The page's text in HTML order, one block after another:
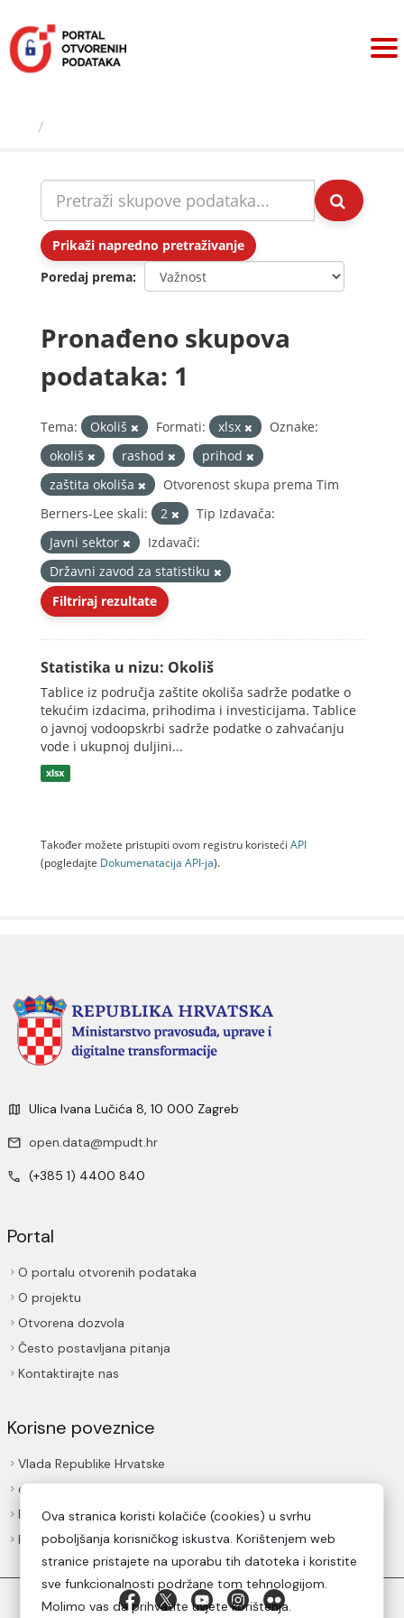
sadržaj
Prikaži napredno pretraživanje
Poredaj prema
Pronađeno skupova
podataka: 1
Tema: Okoliš Formati: xlsx
Oznake:
okoliš
rashod
prihod
zaštita okoliša
Otvorenost skupa prema Tim
Berners-Lee skali:
2
Tip Izdavača:
Javni sektor
Izdavači:
Državni zavod za statistiku
Filtriraj rezultate
Statistika u nizu: Okoliš
Tablice iz područja zaštite okoliša sadrže podatke o
tekućim izdacima, prihodima i investicijama. Tablice
o javnoj vodoopskrbi sadrže podatke o zahvaćanju
vode i ukupnoj duljini...
xlsx
Također možete pristupiti ovom registru koristeći API
(pogledajte Dokumenаtаcijа API-jа).